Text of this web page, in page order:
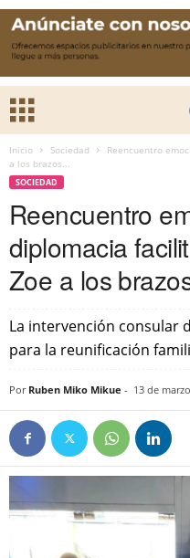
Inicio Sociedad
Reencuentro
a los brazos...
SOCIEDAD
Reencuentro
diplomacia
Zoe a los
La intervención consular
para la reunificación
Por Ruben Miko Mikue - 13 de